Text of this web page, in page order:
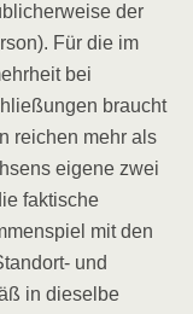
der
Für die im
bei
braucht
reichen mehr als
eigene zwei
faktische
mit den
und
in dieselbe